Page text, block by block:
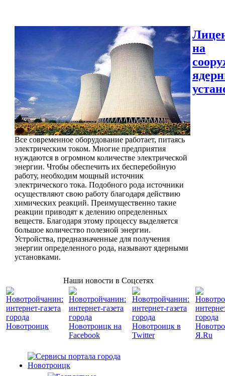
Все современное оборудование работает, питаясь
электрическим током. Многие предприятия
нуждаются в огромном количестве электрической
энергии. Чтобы обеспечить их бесперебойную
работу, необходим мощный источник
электрического тока. Подобного рода источники
осуществляют свою работу благодаря действию
химических реакций. Преимущественно такие
реакции приводят к делению определенных
веществ. Благодаря этому процессу выделяется
большое количество полезной энергии.
Устройства, предназначенные для получения
энергии определенного рода, называют ядерными
установками.
на
Наши новости в Соцсетях